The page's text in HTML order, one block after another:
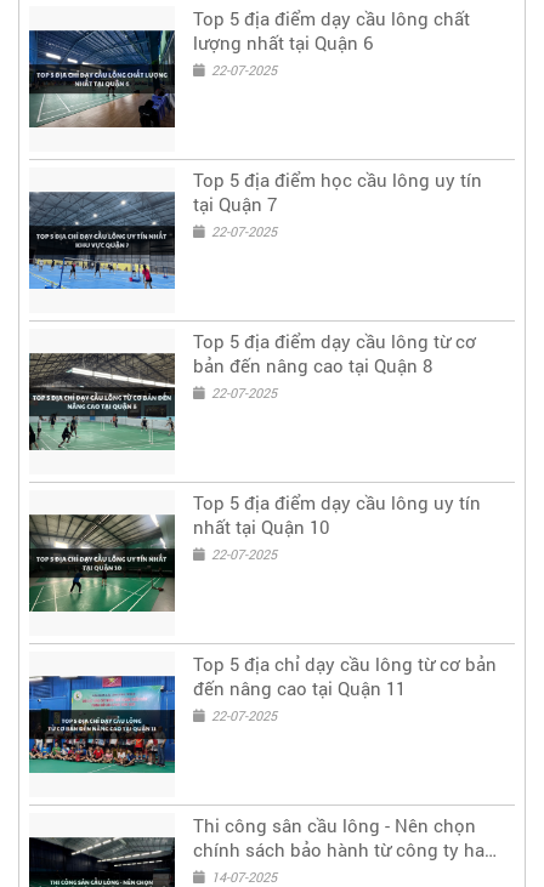
Top 5 địa điểm dạy cầu lông chất
lượng nhất tại Quận 6
22-07-2025
Top 5 địa điểm học cầu lông uy tín
tại Quận 7
22-07-2025
Top 5 địa điểm dạy cầu lông từ cơ
bản đến nâng cao tại Quận 8
22-07-2025
Top 5 địa điểm dạy cầu lông uy tín
nhất tại Quận 10
22-07-2025
Top 5 địa chỉ dạy cầu lông từ cơ bản
đến nâng cao tại Quận 11
22-07-2025
Thi công sân cầu lông - Nên chọn
chính sách bảo hành từ công ty hay
cá nhân?
14-07-2025